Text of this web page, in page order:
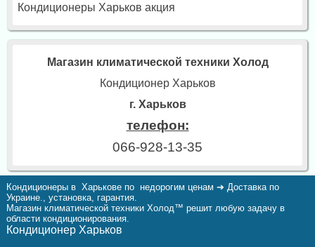
Кондиционеры Харьков акция
Магазин климатической техники Холод
Кондиционер Харьков
г. Харьков
телефон:
066-928-13-35
Кондиционеры в Харькове по недорогим ценам ➔ Доставка по
Украине., установка, гарантия.
Магазин климатической техники Холод™ решит любую задачу в
области кондиционирования.
Кондиционер Харьков